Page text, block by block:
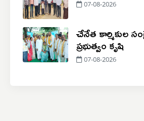
07-08-2026
చేనేత కార్మికుల
ప్రభుత్వం కృషి
07-08-2026